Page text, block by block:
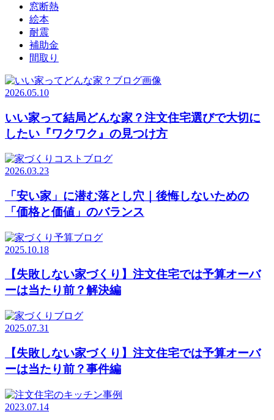
窓断熱
絵本
耐震
補助金
間取り
2026.05.10
いい家って結局どんな家？注文住宅選びで大切に
したい『ワクワク』の見つけ方
2026.03.23
「安い家」に潜む落とし穴｜後悔しないための
「価格と価値」のバランス
2025.10.18
【失敗しない家づくり】注文住宅では予算オーバ
ーは当たり前？解決編
2025.07.31
【失敗しない家づくり】注文住宅では予算オーバ
ーは当たり前？事件編
2023.07.14